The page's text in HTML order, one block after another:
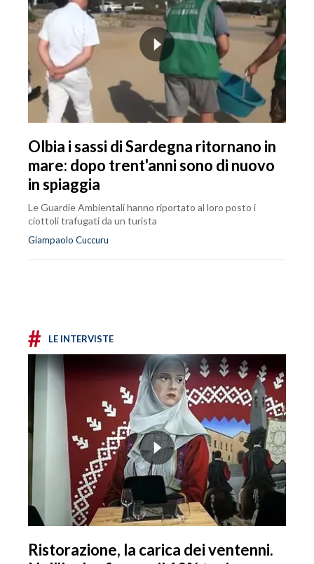
Olbia i sassi di Sardegna ritornano in
mare: dopo trent'anni sono di nuovo
in spiaggia
Le Guardie Ambientali hanno riportato al loro posto i
ciottoli trafugati da un turista
Giampaolo Cuccuru
# LE INTERVISTE
Ristorazione, la carica dei ventenni.